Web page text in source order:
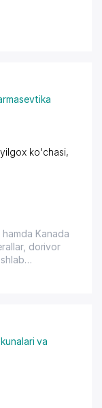
ko'chasi,
Kanada
dorivor
va